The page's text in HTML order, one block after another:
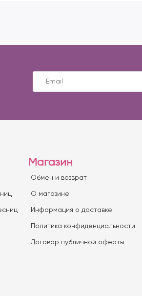
Магазин
Обмен и возврат
О магазине
Информация о доставке
Политика конфиденциальности
Договор публичной оферты